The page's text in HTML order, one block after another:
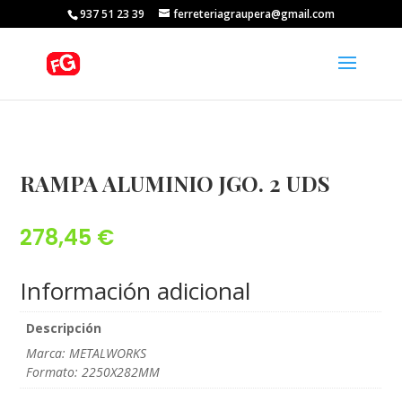
937 51 23 39 ferreteriagraupera@gmail.com
RAMPA ALUMINIO JGO. 2 UDS
278,45 €
Información adicional
Descripción
Marca: METALWORKS
Formato: 2250X282MM